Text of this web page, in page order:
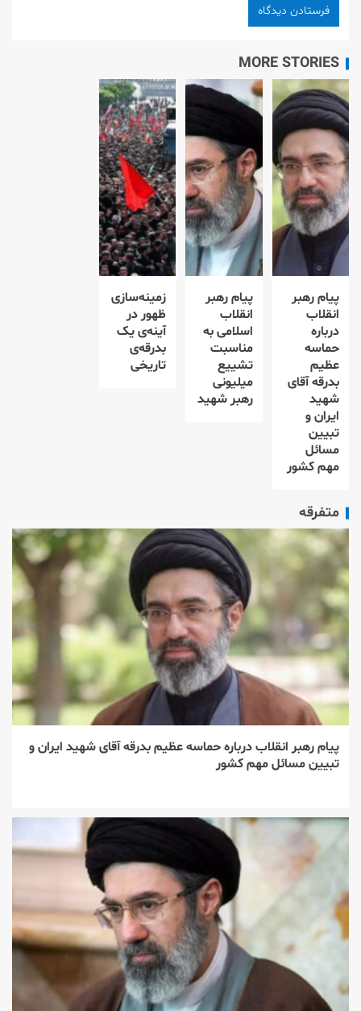
MORE STORIES
پیام رهبر
انقلاب
درباره
حماسه
عظیم
بدرقه آقای
شهید
ایران و
تبیین
مسائل
مهم کشور
پیام رهبر
انقلاب
اسلامی به
مناسبت
تشییع
میلیونی
رهبر شهید
زمینه‌سازی
ظهور در
آینه‌ی یک
بدرقه‌ی
تاریخی
متفرقه
پیام رهبر انقلاب درباره حماسه عظیم بدرقه آقای شهید ایران و
تبیین مسائل مهم کشور